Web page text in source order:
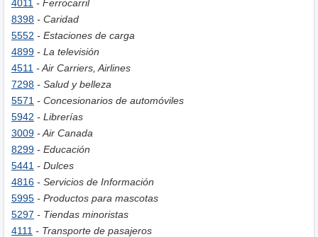
4011 - Ferrocarril
8398 - Caridad
5552 - Estaciones de carga
4899 - La televisión
4511 - Air Carriers, Airlines
7298 - Salud y belleza
5571 - Concesionarios de automóviles
5942 - Librerías
3009 - Air Canada
8299 - Educación
5441 - Dulces
4816 - Servicios de Información
5995 - Productos para mascotas
5297 - Tiendas minoristas
4111 - Transporte de pasajeros